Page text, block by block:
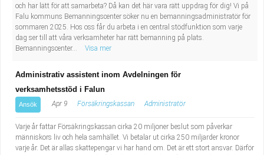
och har lätt för att samarbeta? Då kan det här vara rätt uppdrag för dig! Vi på
Falu kommuns Bemanningscenter söker nu en bemanningsadministratör för
sommaren 2025. Hos oss får du arbeta i en central stödfunktion som varje
dag ser till att våra verksamheter har rätt bemanning på plats.
Bemanningscenter...
Visa mer
Administrativ assistent inom Avdelningen för
verksamhetsstöd i Falun
Ansök Apr 9 Försäkringskassan Administratör
Varje år fattar Försäkringskassan cirka 20 miljoner beslut som påverkar
människors liv och hela samhället. Vi betalar ut cirka 250 miljarder kronor
varje år. Det är allas skattepengar vi har hand om. Det är ett stort ansvar. Därför